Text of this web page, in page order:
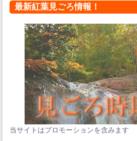
最新紅葉見ごろ情報！
当サイトはプロモーションを含みます